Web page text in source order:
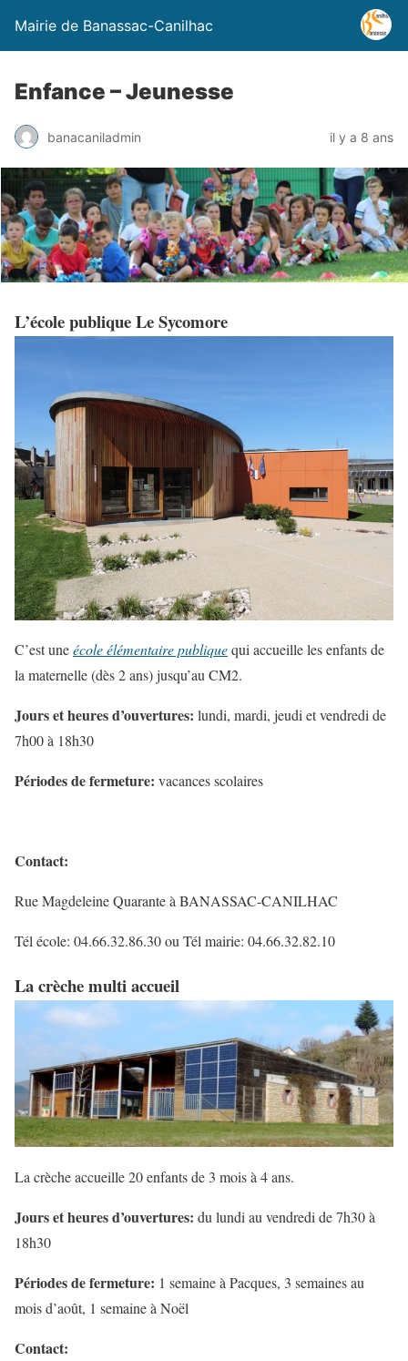
Mairie de Banassac-Canilhac
Enfance – Jeunesse
banacaniladmin il y a 8 ans
L’école publique Le Sycomore
C’est uneécole élémentaire publiquequi accueille les enfants de
la maternelle (dès 2 ans) jusqu’au CM2.
Jours et heures d’ouvertures: lundi, mardi, jeudi et vendredi de
7h00 à 18h30
Périodes de fermeture: vacances scolaires
Contact:
Rue Magdeleine Quarante à BANASSAC-CANILHAC
Tél école: 04.66.32.86.30 ou Tél mairie: 04.66.32.82.10
La crèche multi accueil
La crèche accueille 20 enfants de 3 mois à 4 ans.
Jours et heures d’ouvertures: du lundi au vendredi de 7h30 à
18h30
Périodes de fermeture: 1 semaine à Pacques, 3 semaines au
mois d’août, 1 semaine à Noël
Contact: